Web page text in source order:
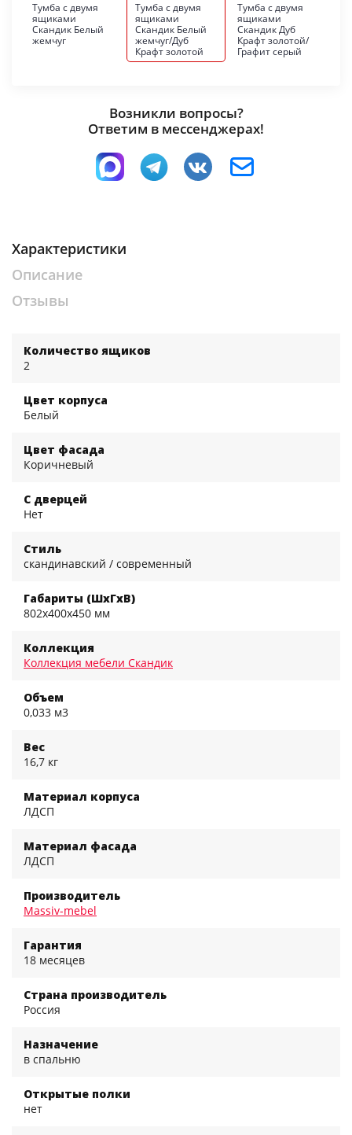
Тумба с двумя
ящиками
Скандик Белый
жемчуг
Тумба с двумя
ящиками
Скандик Белый
жемчуг/Дуб
Крафт золотой
Тумба с двумя
ящиками
Скандик Дуб
Крафт золотой/
Графит серый
Возникли вопросы?
Ответим в мессенджерах!
Характеристики
Описание
Отзывы
Количество ящиков
2
Цвет корпуса
Белый
Цвет фасада
Коричневый
С дверцей
Нет
Стиль
скандинавский / современный
Габариты (ШхГхВ)
802x400x450 мм
Коллекция
Коллекция мебели Скандик
Объем
0,033 м3
Вес
16,7 кг
Материал корпуса
ЛДСП
Материал фасада
ЛДСП
Производитель
Massiv-mebel
Гарантия
18 месяцев
Страна производитель
Россия
Назначение
в спальню
Открытые полки
нет